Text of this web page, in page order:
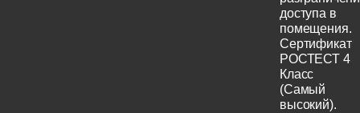
доступа в
помещения.
Сертификат
РОСТЕСТ 4
Класс
(Самый
высокий).